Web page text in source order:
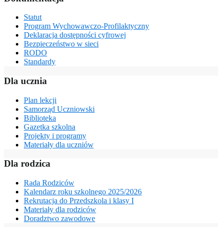
Statut
Program Wychowawczo-Profilaktyczny
Deklaracja dostępności cyfrowej
Bezpieczeństwo w sieci
RODO
Standardy
Dla ucznia
Plan lekcji
Samorząd Uczniowski
Biblioteka
Gazetka szkolna
Projekty i programy
Materiały dla uczniów
Dla rodzica
Rada Rodziców
Kalendarz roku szkolnego 2025/2026
Rekrutacja do Przedszkola i klasy I
Materiały dla rodziców
Doradztwo zawodowe